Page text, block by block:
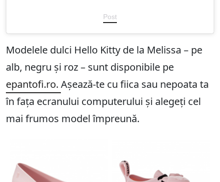
Post
Modelele dulci Hello Kitty de la Melissa – pe
alb, negru și roz – sunt disponibile pe
epantofi.ro. Așează-te cu fiica sau nepoata ta
în fața ecranului computerului și alegeți cel
mai frumos model împreună.